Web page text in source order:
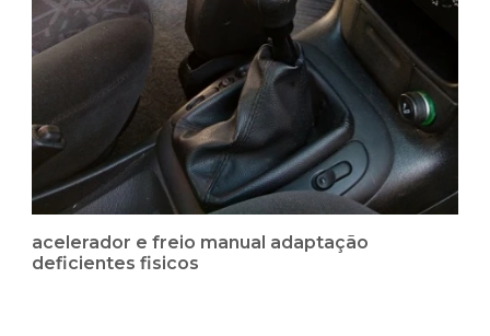
acelerador e freio manual adaptação
deficientes fisicos